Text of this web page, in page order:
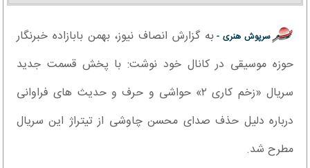
سرپوش هنری -به گزارش انصاف نیوز، بهمن بابازاده خبرنگار
حوزه موسیقی در کانال خود نوشت: با پخش قسمت جدید
سریال «زخم کاری ۲» حواشی و حرف و حدیث های فراوانی
درباره دلیل حذف صدای محسن چاوشی از تیتراژ این سریال
مطرح شد.